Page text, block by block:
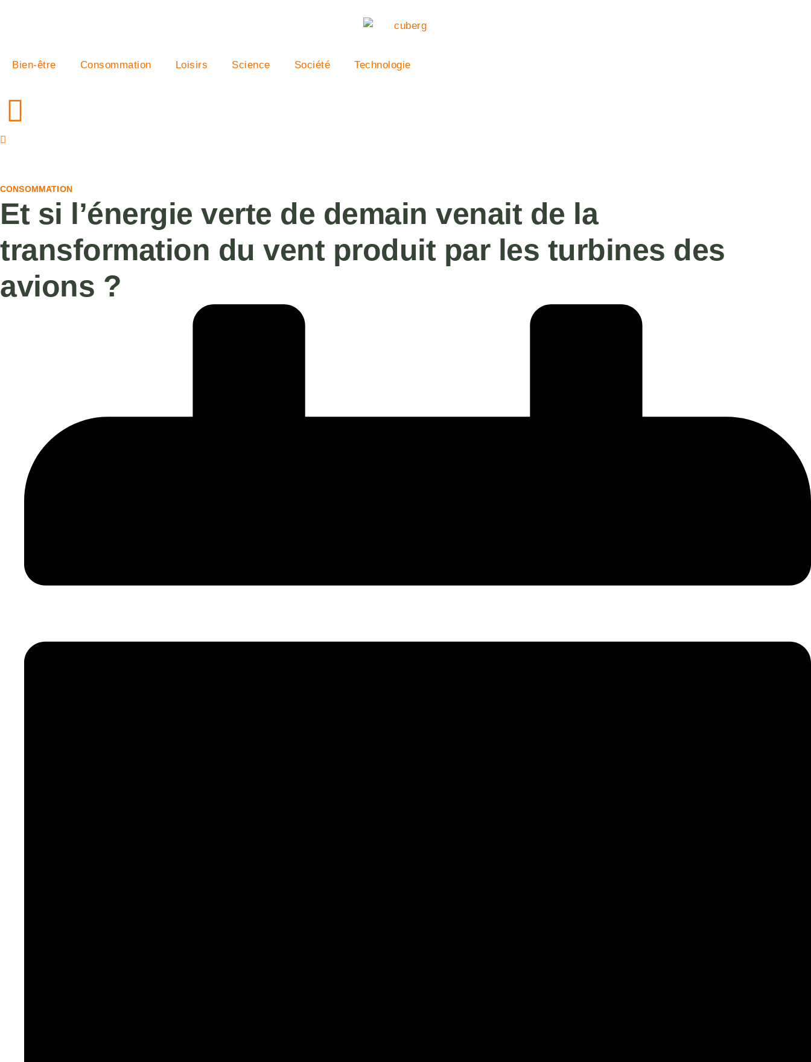
Bien-être Consommation Loisirs Science Société Technologie
CONSOMMATION
Et si l’énergie verte de demain venait de la
transformation du vent produit par les turbines des
avions ?